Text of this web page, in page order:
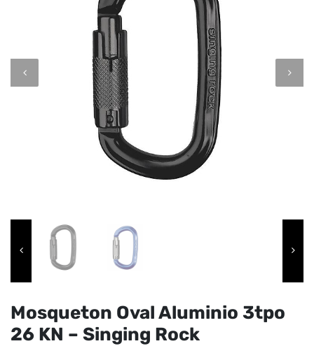
Mosqueton Oval Aluminio 3tpo
26 KN – Singing Rock